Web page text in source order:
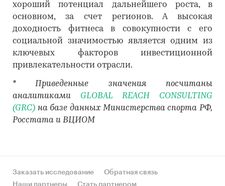
хороший потенциал дальнейшего роста, в
основном, за счет регионов. А высокая
доходность фитнеса в совокупности с его
социальной значимостью является одним из
ключевых факторов инвестиционной
привлекательности отрасли.
* Приведенные значения посчитаны
аналитиками GLOBAL REACH CONSULTING
(GRC) на базе данных Министерства спорта РФ,
Росстата и ВЦИОМ
Заказать исследование
Обратная связь
Наши партнеры
Стать партнером